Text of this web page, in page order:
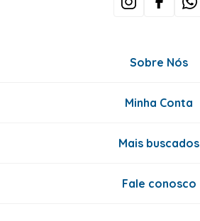
Sobre Nós
Minha Conta
Mais buscados
Fale conosco